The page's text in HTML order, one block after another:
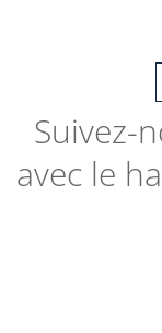
Suivez-
avec le